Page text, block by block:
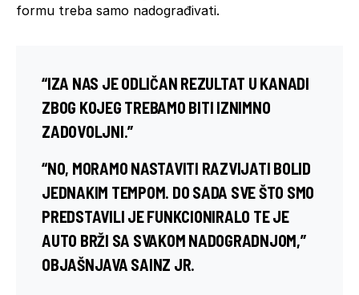
formu treba samo nadograđivati.
“IZA NAS JE ODLIČAN REZULTAT U KANADI
ZBOG KOJEG TREBAMO BITI IZNIMNO
ZADOVOLJNI.”
“NO, MORAMO NASTAVITI RAZVIJATI BOLID
JEDNAKIM TEMPOM. DO SADA SVE ŠTO SMO
PREDSTAVILI JE FUNKCIONIRALO TE JE
AUTO BRŽI SA SVAKOM NADOGRADNJOM,”
OBJAŠNJAVA SAINZ JR.